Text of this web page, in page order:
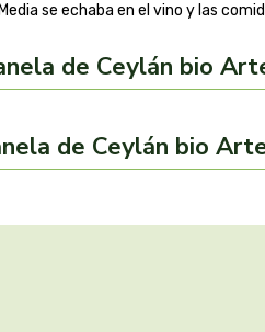
se echaba en el vino y las
de Ceylán bio
de Ceylán bio